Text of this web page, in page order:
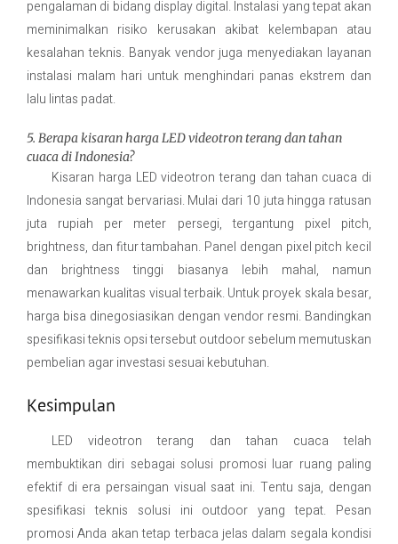
pengalaman di bidang display digital. Instalasi yang tepat akan
meminimalkan risiko kerusakan akibat kelembapan atau
kesalahan teknis. Banyak vendor juga menyediakan layanan
instalasi malam hari untuk menghindari panas ekstrem dan
lalu lintas padat.
5. Berapa kisaran harga LED videotron terang dan tahan
cuaca di Indonesia?
Kisaran harga LED videotron terang dan tahan cuaca di
Indonesia sangat bervariasi. Mulai dari 10 juta hingga ratusan
juta rupiah per meter persegi, tergantung pixel pitch,
brightness, dan fitur tambahan. Panel dengan pixel pitch kecil
dan brightness tinggi biasanya lebih mahal, namun
menawarkan kualitas visual terbaik. Untuk proyek skala besar,
harga bisa dinegosiasikan dengan vendor resmi. Bandingkan
spesifikasi teknis opsi tersebut outdoor sebelum memutuskan
pembelian agar investasi sesuai kebutuhan.
Kesimpulan
LED videotron terang dan tahan cuaca telah
membuktikan diri sebagai solusi promosi luar ruang paling
efektif di era persaingan visual saat ini. Tentu saja, dengan
spesifikasi teknis solusi ini outdoor yang tepat. Pesan
promosi Anda akan tetap terbaca jelas dalam segala kondisi